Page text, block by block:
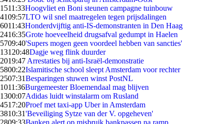
1511:33Hoogvliet en Boni steunen campagne tuinbouw
4109:57LTO wil snel maatregelen tegen prijsdalingen
6011:43Honderdvijftig anti-IS-demonstranten in Den Haag
2416:35Grote hoeveelheid drugsafval gedumpt in Haelen
5709:40'Supers mogen geen voordeel hebben van sancties'
131 20:48Dagje weg flink duurder
2019:47 Arrestaties bij anti-Israël-demonstratie
5800:22Islamitische school sleept Amsterdam voor rechter
2507:31Besparingen stuwen winst PostNL
1011:36Burgemeester Bloemendaal mag blijven
1300:07Adidas luidt winstalarm om Rusland
4517:20Proef met taxi-app Uber in Amsterdam
3810:31'Beveiliging Sytze van der V. opgeheven'
2809:33Banken alert op misbruik bankpassen na ramp